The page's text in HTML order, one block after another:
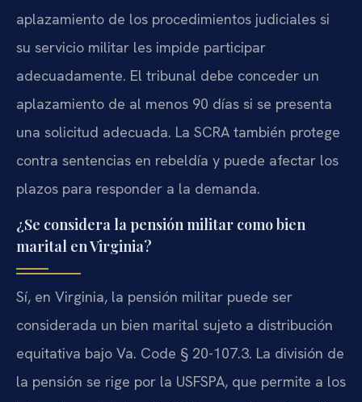
aplazamiento de los procedimientos judiciales si
su servicio militar les impide participar
adecuadamente. El tribunal debe conceder un
aplazamiento de al menos 90 días si se presenta
una solicitud adecuada. La SCRA también protege
contra sentencias en rebeldía y puede afectar los
plazos para responder a la demanda.
¿Se considera la pensión militar como bien
marital en Virginia?
Sí, en Virginia, la pensión militar puede ser
considerada un bien marital sujeto a distribución
equitativa bajo Va. Code § 20-107.3. La división de
la pensión se rige por la USFSPA, que permite a los